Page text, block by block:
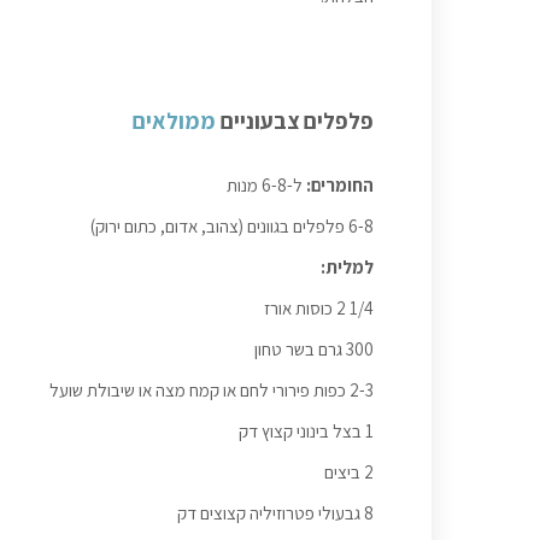
פלפלים צבעוניים ממולאים
החומרים: ל-6-8 מנות
6-8 פלפלים בגוונים (צהוב, אדום, כתום ירוק)
למלית:
1/4 2 כוסות אורז
300 גרם בשר טחון
2-3 כפות פירורי לחם או קמח מצה או שיבולת שועל
1 בצל בינוני קצוץ דק
2 ביצים
8 גבעולי פטרוזיליה קצוצים דק